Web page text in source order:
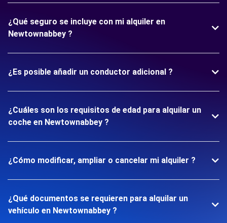
¿Qué seguro se incluye con mi alquiler en
Newtownabbey ?
¿Es posible añadir un conductor adicional ?
¿Cuáles son los requisitos de edad para alquilar un
coche en Newtownabbey ?
¿Cómo modificar, ampliar o cancelar mi alquiler ?
¿Qué documentos se requieren para alquilar un
vehículo en Newtownabbey ?